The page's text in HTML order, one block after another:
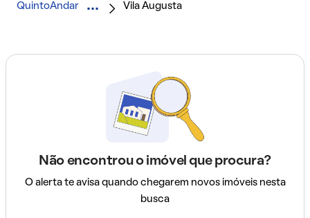
QuintoAndar Vila Augusta
Não encontrou o imóvel que procura?
O alerta te avisa quando chegarem novos imóveis nesta
busca